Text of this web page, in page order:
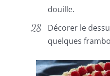
douille.
Décorer le
quelques